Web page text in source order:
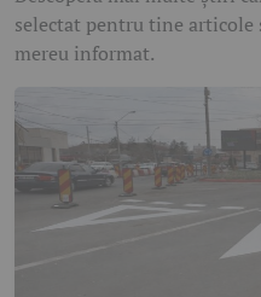
selectat pentru tine
mereu informat.